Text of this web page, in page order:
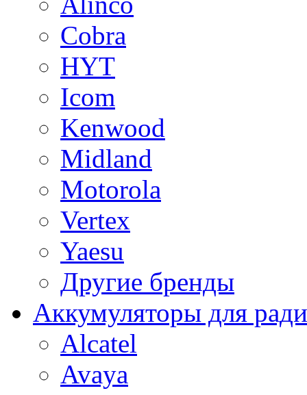
Cobra
HYT
Icom
Kenwood
Midland
Motorola
Vertex
Yaesu
Другие бренды
Аккумуляторы для
Alcatel
Avaya